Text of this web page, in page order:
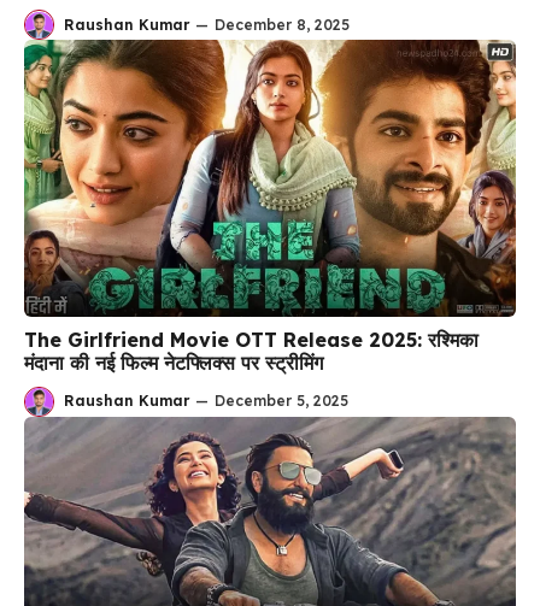
Raushan Kumar — December 8, 2025
The Girlfriend Movie OTT Release 2025: रश्मिका
मंदाना की नई फिल्म नेटफ्लिक्स पर स्ट्रीमिंग
Raushan Kumar — December 5, 2025